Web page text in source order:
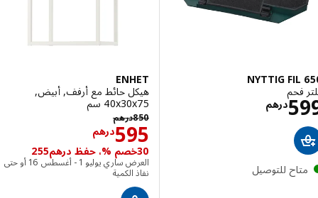
NYTTIG
فحم
درهمالاسعار درهم 599
للتوصيل
ENHET
هيكل حائط مع أرفف, أبيض,
‎40x30x75 سم‏
درهم850
درهم595 الاسعار درهم
العرض ساري يوليو 1 - أغسطس 16 أو حتى
نفاذ الكمية